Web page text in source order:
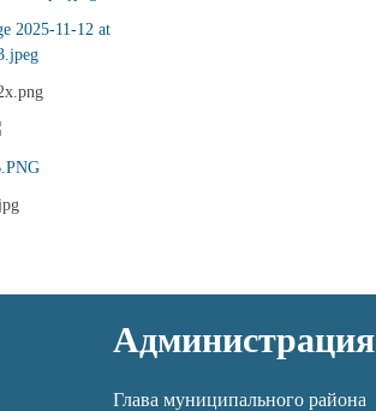
Администрация
Глава муниципального района